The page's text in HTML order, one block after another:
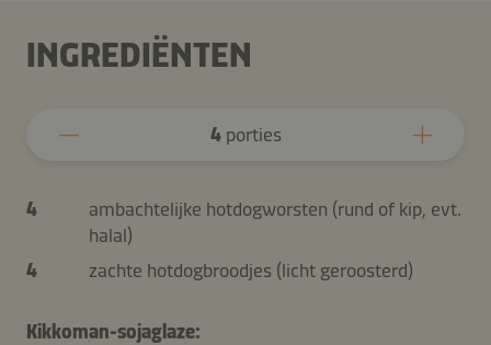
INGREDIËNTEN
4porties
4
ambachtelijke hotdogworsten (rund of kip, evt.
halal)
4
zachte hotdogbroodjes (licht geroosterd)
Kikkoman-sojaglaze: